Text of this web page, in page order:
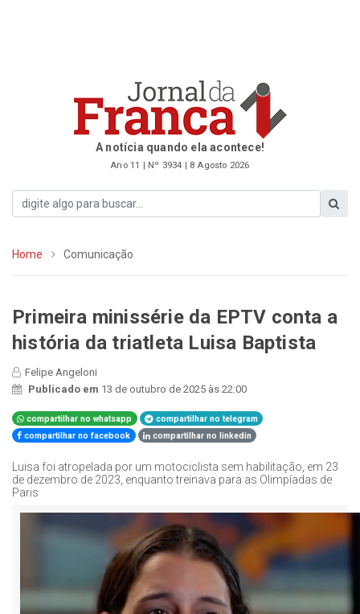
A notícia quando ela acontece!
Ano 11 | Nº 3934 | 8 Agosto 2026
Home Comunicação
Primeira minissérie da EPTV conta a
história da triatleta Luisa Baptista
Felipe Angeloni
Publicado em 13 de outubro de 2025 às 22:00
compartilhar no whatsapp
compartilhar no telegram
compartilhar no facebook
compartilhar no linkedin
Luisa foi atropelada por um motociclista sem habilitação, em 23
de dezembro de 2023, enquanto treinava para as Olimpíadas de
Paris